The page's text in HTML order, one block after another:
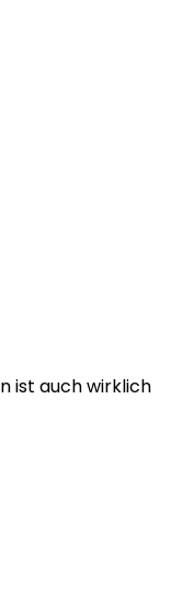
ist auch wirklich